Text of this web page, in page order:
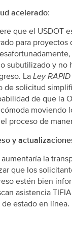
acelerado:
que el USDOT
para proyectos
subutilizado y no
La Ley RAPID
de solicitud
de que la
moviendo
proceso de
y
la
que los
estén bien
asistencia
estado en línea.